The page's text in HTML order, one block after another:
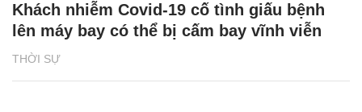
THỜI SỰ
Khách nhiễm Covid-19 cố tình giấu bệnh
lên máy bay có thể bị cấm bay vĩnh viễn